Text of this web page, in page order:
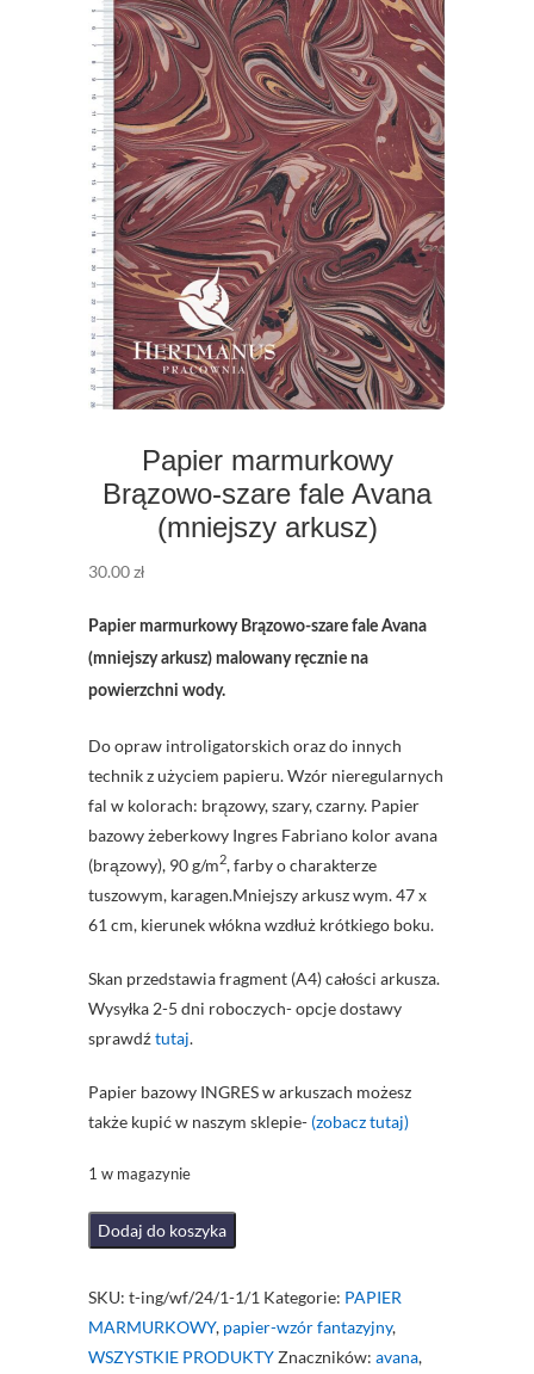
Papier marmurkowy
Brązowo-szare fale Avana
(mniejszy arkusz)
30.00zł
Papier marmurkowy Brązowo-szare fale Avana
(mniejszy arkusz) malowany ręcznie na
powierzchni wody.
Do opraw introligatorskich oraz do innych
technik z użyciem papieru. Wzór nieregularnych
fal w kolorach: brązowy, szary, czarny. Papier
bazowy żeberkowy Ingres Fabriano kolor avana
(brązowy), 90 g/m2, farby o charakterze
tuszowym, karagen.Mniejszy arkusz wym. 47 x
61 cm, kierunek włókna wzdłuż krótkiego boku.
Skan przedstawia fragment (A4) całości arkusza.
Wysyłka 2-5 dni roboczych- opcje dostawy
sprawdźtutaj.
Papier bazowy INGRES w arkuszach możesz
także kupić w naszym sklepie- (zobacz tutaj)
1 w magazynie
ilość
Papier
Dodaj do koszyka
SKU: t-ing/wf/24/1-1/1 Kategorie: PAPIER
MARMURKOWY, papier-wzór fantazyjny,
WSZYSTKIE PRODUKTYZnaczników: avana,